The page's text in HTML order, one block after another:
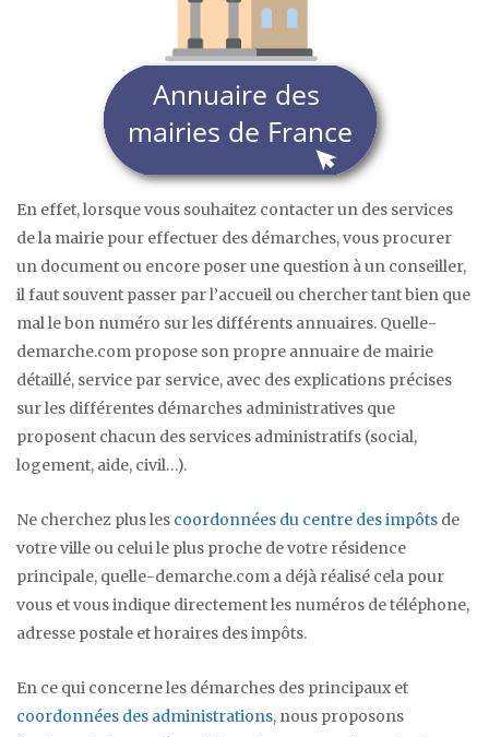
En effet, lorsque vous souhaitez contacter un des services
de la mairie pour effectuer des démarches, vous procurer
un document ou encore poser une question à un conseiller,
il faut souvent passer par l’accueil ou chercher tant bien que
mal le bon numéro sur les différents annuaires. Quelle-
demarche.com propose son propre annuaire de mairie
détaillé, service par service, avec des explications précises
sur les différentes démarches administratives que
proposent chacun des services administratifs (social,
logement, aide, civil…).
Ne cherchez plus les coordonnées du centre des impôts de
votre ville ou celui le plus proche de votre résidence
principale, quelle-demarche.com a déjà réalisé cela pour
vous et vous indique directement les numéros de téléphone,
adresse postale et horaires des impôts.
En ce qui concerne les démarches des principaux et
coordonnées des administrations, nous proposons